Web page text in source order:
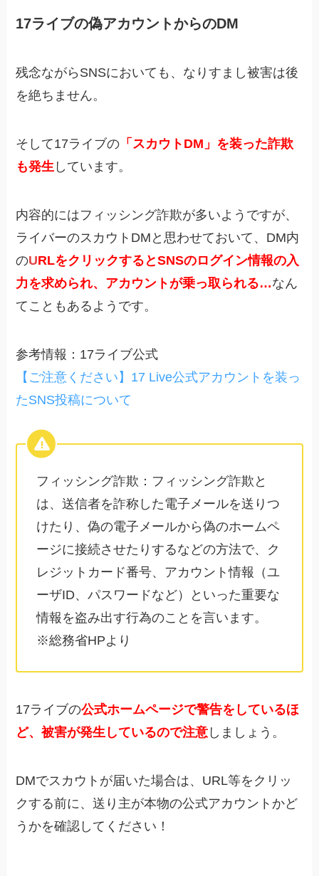
17ライブの偽アカウントからのDM
残念ながらSNSにおいても、なりすまし被害は後
を絶ちません。
そして17ライブの 「スカウトDM」を装った詐欺
も発生 しています。
内容的にはフィッシング詐欺が多いようですが、
ライバーのスカウトDMと思わせておいて、DM内
のURLをクリックするとSNSのログイン情報の入
力を求められ、アカウントが乗っ取られる…なん
てこともあるようです。
参考情報：17ライブ公式
【ご注意ください】17 Live公式アカウントを装っ
たSNS投稿について
フィッシング詐欺：フィッシング詐欺と
は、送信者を詐称した電子メールを送りつ
けたり、偽の電子メールから偽のホームペ
ージに接続させたりするなどの方法で、ク
レジットカード番号、アカウント情報（ユ
ーザID、パスワードなど）といった重要な
情報を盗み出す行為のことを言います。
※総務省HPより
17ライブの公式ホームページで警告をしているほ
ど、被害が発生しているので注意 しましょう。
DMでスカウトが届いた場合は、URL等をクリッ
クする前に、送り主が本物の公式アカウントかど
うかを確認してください！